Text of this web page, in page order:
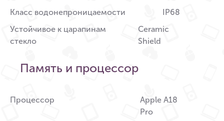
Класс водонепроницаемости
IP68
Устойчивое к царапинам
стекло
Ceramic
Shield
Память и процессор
Процессор
Apple A18
Pro